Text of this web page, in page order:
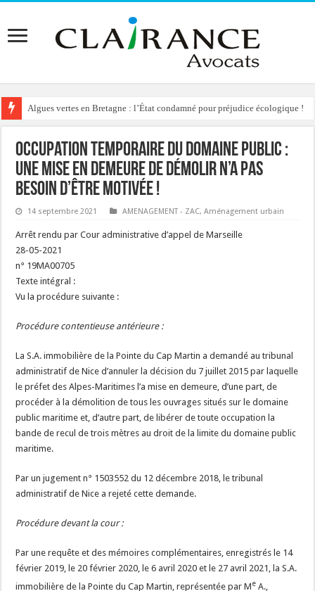
Algues vertes en Bretagne : l’État condamné pour préjudice écologique !
Reconstruction de chalets d’alpage : le préfet condamné à délivrer
Occupation temporaire du domaine public :
une mise en demeure de démolir n’a pas
besoin d’être motivée !
14 septembre 2021 AMENAGEMENT - ZAC,Aménagement urbain
Arrêt rendu par Cour administrative d’appel de Marseille
28-05-2021
n° 19MA00705
Texte intégral :
Vu la procédure suivante :
Procédure contentieuse antérieure :
La S.A. immobilière de la Pointe du Cap Martin a demandé au tribunal
administratif de Nice d’annuler la décision du 7 juillet 2015 par laquelle
le préfet des Alpes-Maritimes l’a mise en demeure, d’une part, de
procéder à la démolition de tous les ouvrages situés sur le domaine
public maritime et, d’autre part, de libérer de toute occupation la
bande de recul de trois mètres au droit de la limite du domaine public
maritime.
Par un jugement n° 1503552 du 12 décembre 2018, le tribunal
administratif de Nice a rejeté cette demande.
Procédure devant la cour :
Par une requête et des mémoires complémentaires, enregistrés le 14
février 2019, le 20 février 2020, le 6 avril 2020 et le 27 avril 2021, la S.A.
immobilière de la Pointe du Cap Martin, représentée par Me A.,